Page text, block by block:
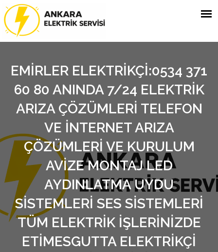
EMİRLER ELEKTRİKÇİ:0534 371
60 80 ANINDA 7/24 ELEKTRİK
ARIZA ÇÖZÜMLERİ TELEFON
VE İNTERNET ARIZA
ÇÖZÜMLERİ VE KURULUM
AVİZE MONTAJ LED
AYDINLATMA UYDU
SİSTEMLERİ SES SİSTEMLERİ
TÜM ELEKTRİK İŞLERİNİZDE
ETİMESGUTTA ELEKTRİKÇİ